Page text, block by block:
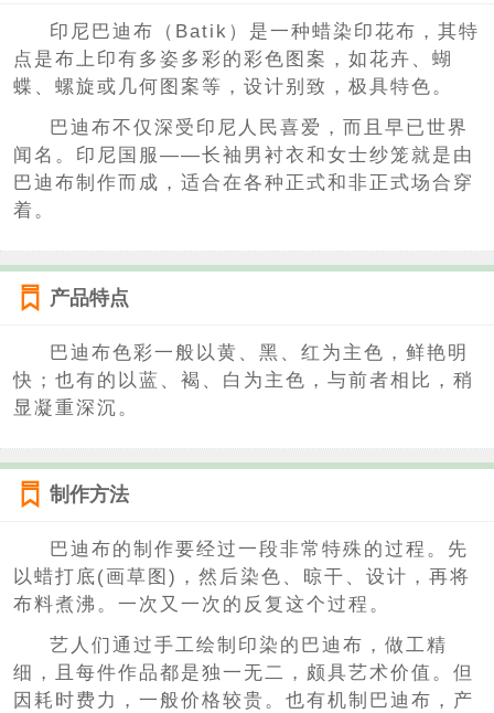
印尼巴迪布（Batik）是一种蜡染印花布，其特
点是布上印有多姿多彩的彩色图案，如花卉、蝴
蝶、螺旋或几何图案等，设计别致，极具特色。
巴迪布不仅深受印尼人民喜爱，而且早已世界
闻名。印尼国服——长袖男衬衣和女士纱笼就是由
巴迪布制作而成，适合在各种正式和非正式场合穿
着。
产品特点
巴迪布色彩一般以黄、黑、红为主色，鲜艳明
快；也有的以蓝、褐、白为主色，与前者相比，稍
显凝重深沉。
制作方法
巴迪布的制作要经过一段非常特殊的过程。先
以蜡打底(画草图)，然后染色、晾干、设计，再将
布料煮沸。一次又一次的反复这个过程。
艺人们通过手工绘制印染的巴迪布，做工精
细，且每件作品都是独一无二，颇具艺术价值。但
因耗时费力，一般价格较贵。也有机制巴迪布，产